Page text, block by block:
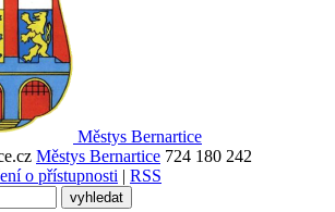
Městys Bernartice
Městys Bernartice 724 180 242
o přístupnosti | RSS